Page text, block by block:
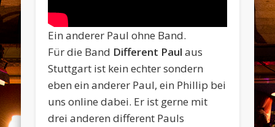
Ein anderer Paul ohne Band.
Für die Band Different Paul aus
Stuttgart ist kein echter sondern
eben ein anderer Paul, ein Phillip bei
uns online dabei. Er ist gerne mit
drei anderen different Pauls